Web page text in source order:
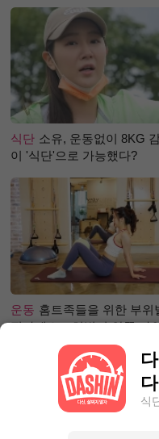
식단 소유, 운동없이 8KG
이 '식단'으로 가능했다?
운동 홈트족들을 위한 부위
필라테스 – 허벅지 안쪽 라
식